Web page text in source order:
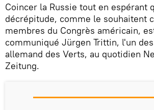
Coincer la Russie tout en espérant
décrépitude, comme le souhaitent
membres du Congrès américain,
communiqué Jürgen Trittin, l'un
allemand des Verts, au quotidien
Zeitung.